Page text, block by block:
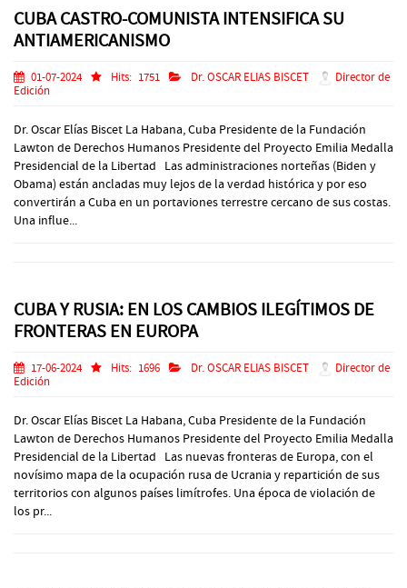
CUBA CASTRO-COMUNISTA INTENSIFICA SU
ANTIAMERICANISMO
01-07-2024 Hits: 1751 Dr. OSCAR ELIAS BISCET
Director de
Edición
Dr. Oscar Elías Biscet La Habana, Cuba Presidente de la Fundación
Lawton de Derechos Humanos Presidente del Proyecto Emilia Medalla
Presidencial de la Libertad Las administraciones norteñas (Biden y
Obama) están ancladas muy lejos de la verdad histórica y por eso
convertirán a Cuba en un portaviones terrestre cercano de sus costas.
Una influe...
CUBA Y RUSIA: EN LOS CAMBIOS ILEGÍTIMOS DE
FRONTERAS EN EUROPA
17-06-2024 Hits: 1696 Dr. OSCAR ELIAS BISCET
Director de
Edición
Dr. Oscar Elías Biscet La Habana, Cuba Presidente de la Fundación
Lawton de Derechos Humanos Presidente del Proyecto Emilia Medalla
Presidencial de la Libertad Las nuevas fronteras de Europa, con el
novísimo mapa de la ocupación rusa de Ucrania y repartición de sus
territorios con algunos países limítrofes. Una época de violación de
los pr...